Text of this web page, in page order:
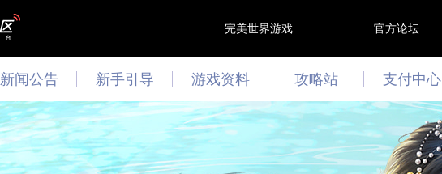
官方论坛
完美世界游戏
新闻公告
最新
新闻
新手引导 游戏资料 攻略站
游戏资讯
攻略心得
支付中心